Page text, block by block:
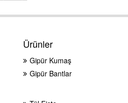
Ürünler
Gipür Kumaş
Gipür Bantlar